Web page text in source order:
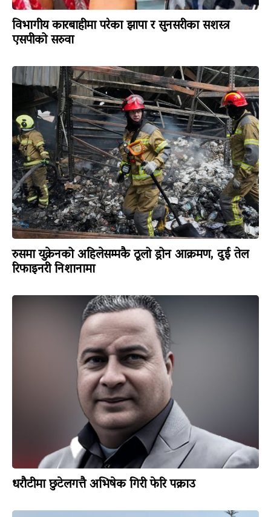
विभागीय कारबाहीमा परेका झापा र सुनसरीका सशस्त्र
एसपीको सरुवा
रुसमा युक्रेनको अहिलेसम्मकै ठूलो ड्रोन आक्रमण, दुई तेल
रिफाइनरी निशानामा
धरौटीमा छुटेलगत्तै अभिषेक गिरी फेरि पक्राउ